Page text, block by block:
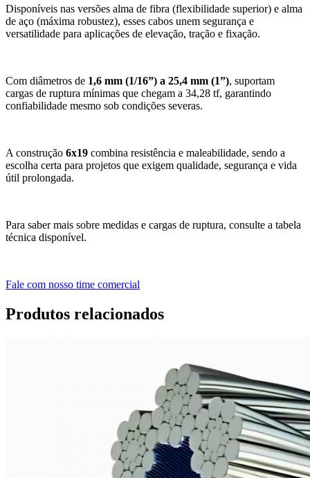
Disponíveis nas versões alma de fibra (flexibilidade superior) e alma
de aço (máxima robustez), esses cabos unem segurança e
versatilidade para aplicações de elevação, tração e fixação.
Com diâmetros de 1,6 mm (1/16”) a 25,4 mm (1”), suportam
cargas de ruptura mínimas que chegam a 34,28 tf, garantindo
confiabilidade mesmo sob condições severas.
A construção 6x19 combina resistência e maleabilidade, sendo a
escolha certa para projetos que exigem qualidade, segurança e vida
útil prolongada.
Para saber mais sobre medidas e cargas de ruptura, consulte a tabela
técnica disponível.
Fale com nosso time comercial
Produtos relacionados